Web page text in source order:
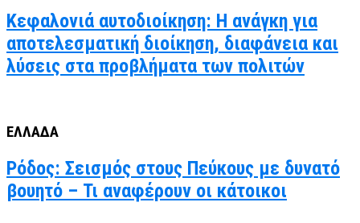
Κεφαλονιά αυτοδιοίκηση: Η ανάγκη για
αποτελεσματική διοίκηση, διαφάνεια και
λύσεις στα προβλήματα των πολιτών
ΕΛΛΑΔΑ
Ρόδος: Σεισμός στους Πεύκους με δυνατό
βουητό – Τι αναφέρουν οι κάτοικοι